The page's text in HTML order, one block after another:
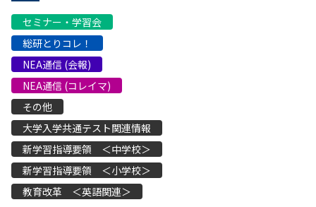
セミナー・学習会
総研とりコレ！
NEA通信 (会報)
NEA通信 (コレイマ)
その他
大学入学共通テスト関連情報
新学習指導要領 ＜中学校＞
新学習指導要領 ＜小学校＞
教育改革 ＜英語関連＞